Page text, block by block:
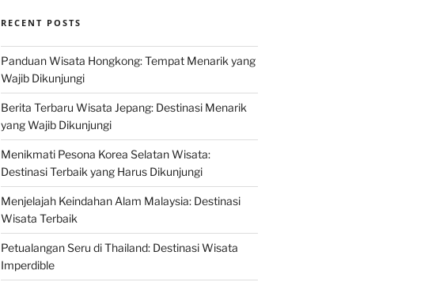
RECENT POSTS
Panduan Wisata Hongkong: Tempat Menarik yang
Wajib Dikunjungi
Berita Terbaru Wisata Jepang: Destinasi Menarik
yang Wajib Dikunjungi
Menikmati Pesona Korea Selatan Wisata:
Destinasi Terbaik yang Harus Dikunjungi
Menjelajah Keindahan Alam Malaysia: Destinasi
Wisata Terbaik
Petualangan Seru di Thailand: Destinasi Wisata
Imperdible